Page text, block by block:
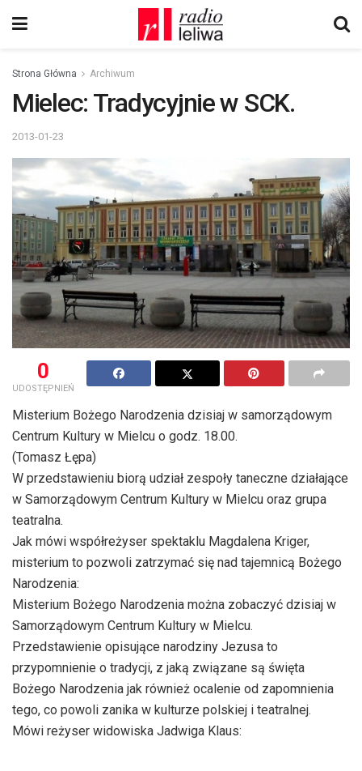
Strona Główna Archiwum
Mielec: Tradycyjnie w SCK.
2013-01-23
0
UDOSTĘPNIEŃ
Misterium Bożego Narodzenia dzisiaj w samorządowym
Centrum Kultury w Mielcu o godz. 18.00.
(Tomasz Łępa)
W przedstawieniu biorą udział zespoły taneczne działające
w Samorządowym Centrum Kultury w Mielcu oraz grupa
teatralna.
Jak mówi współreżyser spektaklu Magdalena Kriger,
misterium to pozwoli zatrzymać się nad tajemnicą Bożego
Narodzenia:
Misterium Bożego Narodzenia można zobaczyć dzisiaj w
Samorządowym Centrum Kultury w Mielcu.
Przedstawienie opisujące narodziny Jezusa to
przypomnienie o tradycji, z jaką związane są święta
Bożego Narodzenia jak również ocalenie od zapomnienia
tego, co powoli zanika w kulturze polskiej i teatralnej.
Mówi reżyser widowiska Jadwiga Klaus: